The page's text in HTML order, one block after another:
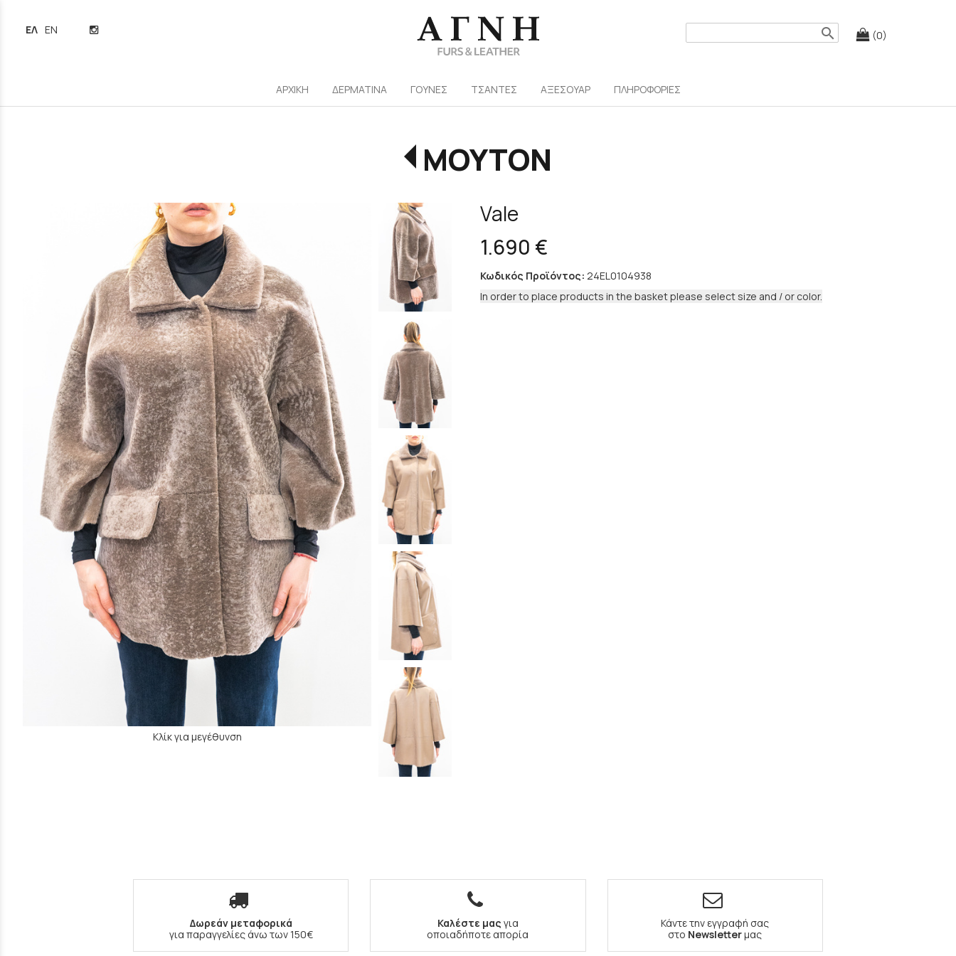
(0)
search
ΕΛΛΗΝΙΚΆ
ENGLISH
ΑΡΧΙΚΗ ΔΕΡΜΑΤΙΝΑ ΓΟΥΝΕΣ ΤΣΑΝΤΕΣ ΑΞΕΣΟΥΑΡ ΠΛΗΡΟΦΟΡΙΕΣ
ΜΟΥΤΟΝ
Κλίκ για μεγέθυνση
Vale
1.690 €
Κωδικός Προϊόντος: 24EL0104938
In order to place products in the basket please select size and / or color.
Δωρεάν μεταφορικά
για παραγγελίες άνω των 150€
Καλέστε μας για
οποιαδήποτε απορία
Κάντε την εγγραφή σας
στο Newsletterμας